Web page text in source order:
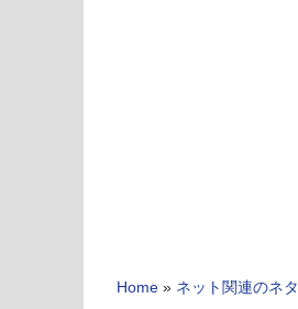
Home » ネット関連のネタ